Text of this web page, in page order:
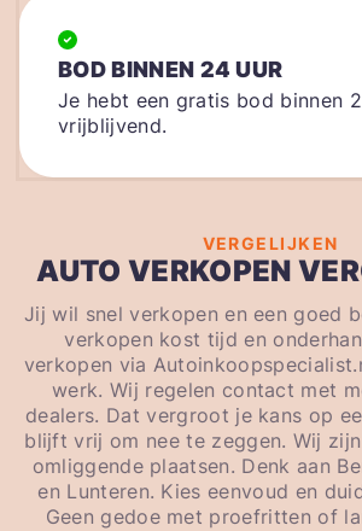
BOD BINNEN 24 UUR
Je hebt een gratis bod binnen
vrijblijvend.
VERGELIJKEN
AUTO VERKOPEN
Jij wil snel verkopen en een goed
verkopen kost tijd en
verkopen via
werk. Wij regelen contact met
dealers. Dat vergroot je kans op
blijft vrij om nee te zeggen. Wij
omliggende plaatsen. Denk aan
en Lunteren. Kies eenvoud en
Geen gedoe met proefritten of